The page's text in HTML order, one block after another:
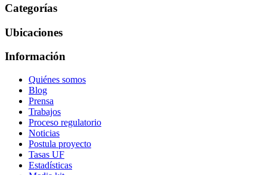
Categorías
Ubicaciones
Información
Quiénes somos
Blog
Prensa
Trabajos
Proceso regulatorio
Noticias
Postula proyecto
Tasas UF
Estadísticas